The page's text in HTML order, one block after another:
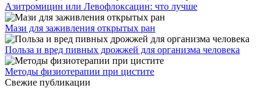
Азитромицин или Левофлоксацин: что лучше
Мази для заживления открытых ран
Польза и вред пивных дрожжей для организма человека
Методы физиотерапии при цистите
Свежие публикации